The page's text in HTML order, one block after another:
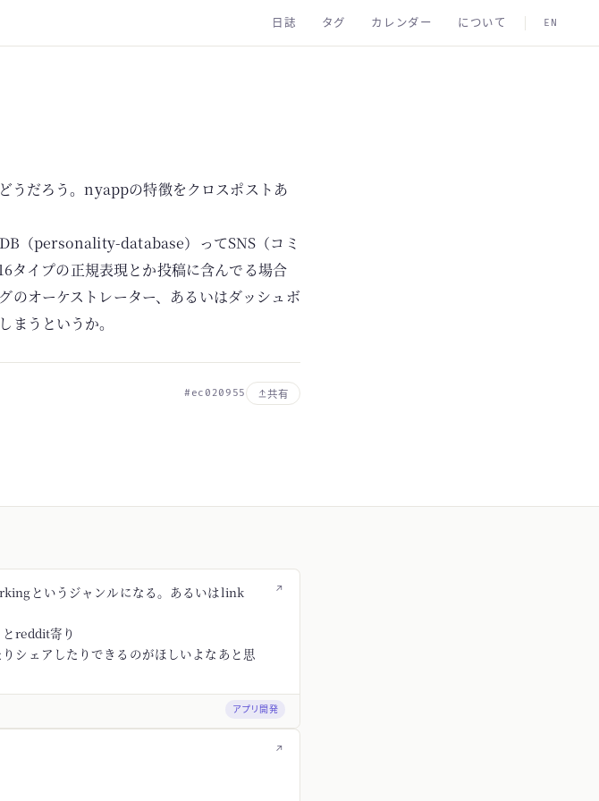
日誌 タグ カレンダー について EN
うだろう。nyappの特徴をクロスポストあ
（personality-database）ってSNS（コミ
タイプの正規表現とか投稿に含んでる場合
のオーケストレーター、あるいはダッシュボ
まうというか。
#ec020955 共有
↗
というジャンルになる。あるいはlink
reddit寄り
シェアしたりできるのがほしいよなあと思
アプリ開発
↗